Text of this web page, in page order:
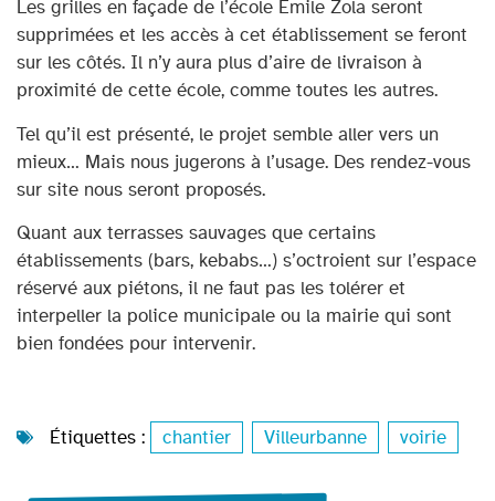
Les grilles en façade de l’école Émile Zola seront
supprimées et les accès à cet établissement se feront
sur les côtés. Il n’y aura plus d’aire de livraison à
proximité de cette école, comme toutes les autres.
Tel qu’il est présenté, le projet semble aller vers un
mieux… Mais nous jugerons à l’usage. Des rendez-vous
sur site nous seront proposés.
Quant aux terrasses sauvages que certains
établissements (bars, kebabs…) s’octroient sur l’espace
réservé aux piétons, il ne faut pas les tolérer et
interpeller la police municipale ou la mairie qui sont
bien fondées pour intervenir.
Étiquettes : chantier Villeurbanne voirie